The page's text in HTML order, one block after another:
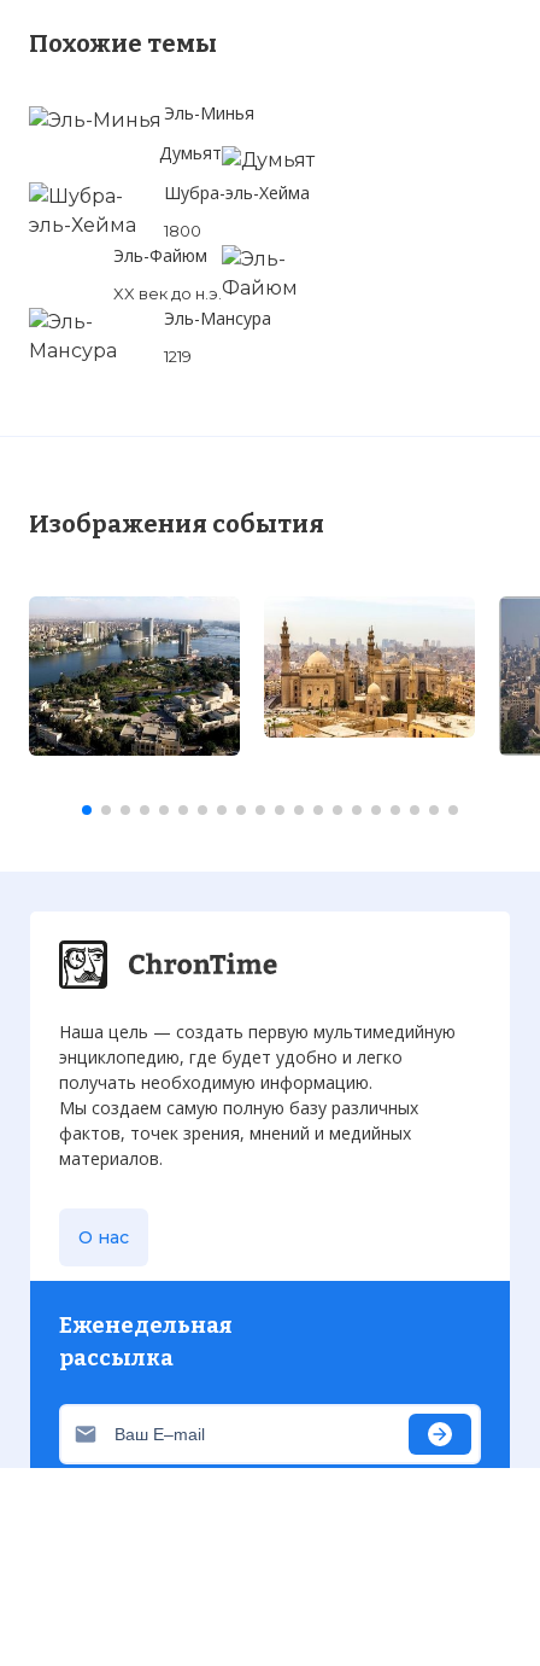
Похожие темы
Эль-Минья
Думьят
Шубра-эль-Хейма
1800
Эль-Файюм
XX век до н.э.
Эль-Мансура
1219
Изображения события
Наша цель — создать первую мультимедийную
энциклопедию, где будет удобно и легко
получать необходимую информацию.
Мы создаем самую полную базу различных
фактов, точек зрения, мнений и медийных
материалов.
О нас
Еженедельная
рассылка